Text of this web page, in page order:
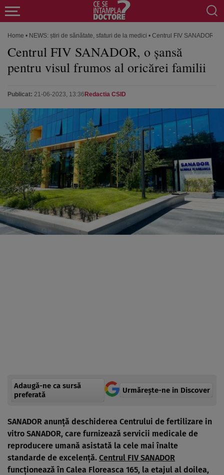
Home • NEWS: știri de sănătate, sfaturi de la medici • Centrul FIV SANADOR, o
Centrul FIV SANADOR, o șansă
pentru visul frumos al oricărei familii
Publicat: 21-06-2023, 13:36 Redactia CSID
Adaugă-ne ca sursă
preferată
Urmărește-ne in Discover
SANADOR anunță deschiderea Centrului de fertilizare in
vitro SANADOR, care furnizează servicii medicale de
reproducere umană asistată la cele mai înalte
standarde de excelență. Centrul FIV SANADOR
funcționează în Calea Floreasca 165, la etajul al doilea,